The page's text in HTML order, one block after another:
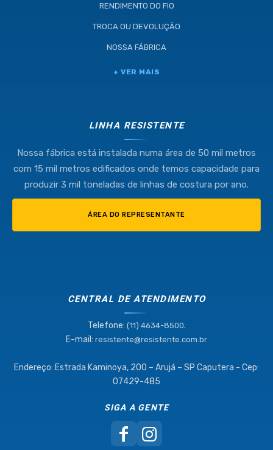
Industria e Comercio de Linhas
(11) 4634-8500
RENDIMENTO DO FIO
TROCA OU DEVOLUÇÃO
NOSSA FÁBRICA
+ VER MAIS
LINHA RESISTENTE
Nossa fábrica está instalada numa área de 50 mil metros
com 15 mil metros edificados onde temos capacidade para
produzir 3 mil toneladas de linhas de costura por ano.
ÁREA DO REPRESENTANTE
CENTRAL DE ATENDIMENTO
Telefone: (11) 4634-8500.
E-mail: resistente@resistente.com.br
Endereço: Estrada Kaminoya, 200 – Arujá – SP Caputera - Cep:
07429-485
SIGA A GENTE